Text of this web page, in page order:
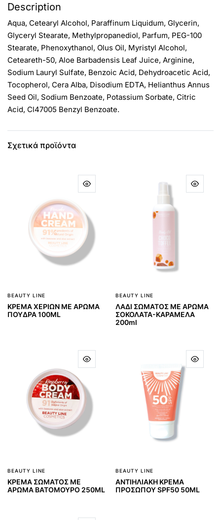
Description
Aqua, Cetearyl Alcohol, Paraffinum Liquidum, Glycerin,
Glyceryl Stearate, Methylpropanediol, Parfum, PEG-100
Stearate, Phenoxythanol, Olus Oil, Myristyl Alcohol,
Ceteareth-50, Aloe Barbadensis Leaf Juice, Arginine,
Sodium Lauryl Sulfate, Benzoic Acid, Dehydroacetic Acid,
Tocopherol, Cera Alba, Disodium EDTA, Helianthus Annus
Seed Oil, Sodium Benzoate, Potassium Sorbate, Citric
Acid, Cl47005 Benzyl Benzoate.
Σχετικά προϊόντα
BEAUTY LINE
ΚΡΕΜΑ ΧΕΡΙΩΝ ΜΕ ΑΡΩΜΑ
ΠΟΥΔΡΑ 100ML
BEAUTY LINE
ΛΑΔΙ ΣΩΜΑΤΟΣ ΜΕ ΑΡΩΜΑ
ΣΟΚΟΛΑΤΑ-ΚΑΡΑΜΕΛΑ
200ml
BEAUTY LINE
ΚΡΕΜΑ ΣΩΜΑΤΟΣ ΜΕ
ΑΡΩΜΑ ΒΑΤΟΜΟΥΡΟ 250ML
BEAUTY LINE
ΑΝΤΙΗΛΙΑΚΗ ΚΡΕΜΑ
ΠΡΟΣΩΠΟΥ SPF50 50ML